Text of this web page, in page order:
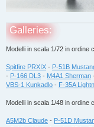
Galleries:
Modelli in scala 1/72 in ordine
Spitfire PRXIX - P-51B
- P-166 DL3 - M4A1 Sherman
VBS-1 Kunkadlo - F-35A
Modelli in scala 1/48 in ordine
A5M2b Claude - P-51D